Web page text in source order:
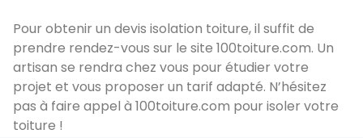
Pour obtenir un devis isolation toiture, il suffit de
prendre rendez-vous sur le site 100toiture.com. Un
artisan se rendra chez vous pour étudier votre
projet et vous proposer un tarif adapté. N’hésitez
pas à faire appel à 100toiture.com pour isoler votre
toiture !